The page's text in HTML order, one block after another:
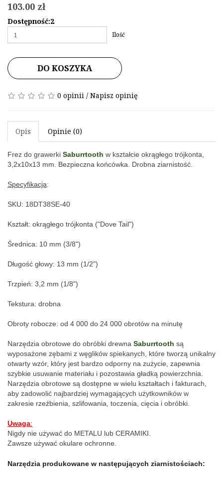
103.00 zł
Dostępność:2
Ilość
DO KOSZYKA
0 opinii / Napisz opinię
Opis Opinie (0)
Frez do grawerki Saburrtooth w kształcie okrągłego trójkonta,
3,2x10x13 mm. Bezpieczna końcówka. Drobna ziarnistość.
Specyfikacja:
SKU: 18DT38SE-40
Kształt: okrągłego trójkonta ("Dove Tail")
Średnica: 10 mm (3/8")
Długość głowy: 13 mm (1/2")
Trzpień: 3,2 mm (1/8")
Tekstura: drobna
Obroty robocze: od 4 000 do 24 000 obrotów na minutę
Narzędzia obrotowe do obróbki drewna Saburrtooth są
wyposażone zębami z węglików spiekanych, które tworzą unikalny
otwarty wzór, który jest bardzo odporny na zużycie, zapewnia
szybkie usuwanie materiału i pozostawia gładką powierzchnia.
Narzędzia obrotowe są dostępne w wielu kształtach i fakturach,
aby zadowolić najbardziej wymagających użytkowników w
zakresie rzeźbienia, szlifowania, toczenia, cięcia i obróbki.
Uwaga:
Nigdy nie używać do METALU lub CERAMIKI.
Zawsze używać okulare ochronne.
Narzędzia produkowane w następujących ziarnistościach: